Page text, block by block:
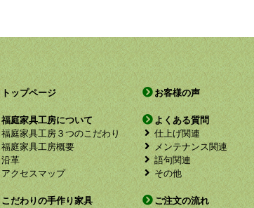
トップページ
福庭家具工房について
福庭家具工房３つのこだわり
福庭家具工房概要
沿革
アクセスマップ
こだわりの手作り家具
お客様の声
よくある質問
仕上げ関連
メンテナンス関連
語句関連
その他
ご注文の流れ